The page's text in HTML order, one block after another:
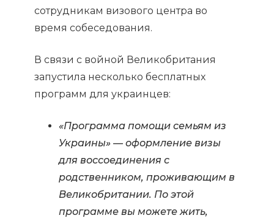
сотрудникам визового центра во
время собеседования.
В связи с войной Великобритания
запустила несколько бесплатных
программ для украинцев:
«Программа помощи семьям из
Украины» — оформление визы
для воссоединения с
родственником, проживающим в
Великобритании. По этой
программе вы можете жить,